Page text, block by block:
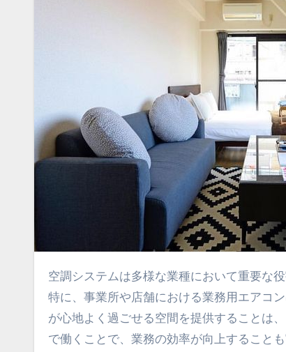
空調システムは多様な業種において重要な
特に、事業所や店舗における業務用エアコ
が心地よく過ごせる空間を提供することは
で働くことで、業務の効率が向上すること